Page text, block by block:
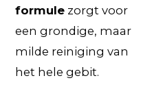
formule zorgt voor
een grondige, maar
milde reiniging van
het hele gebit.